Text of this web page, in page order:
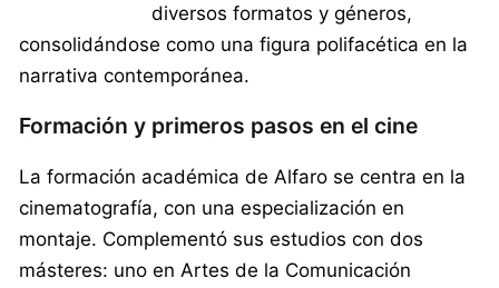
diversos formatos y géneros,
consolidándose como una figura polifacética en la
narrativa contemporánea.
Formación y primeros pasos en el cine
La formación académica de Alfaro se centra en la
cinematografía, con una especialización en
montaje. Complementó sus estudios con dos
másteres: uno en Artes de la Comunicación